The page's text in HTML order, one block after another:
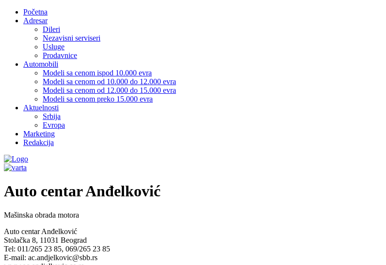
Početna
Adresar
Dileri
Nezavisni serviseri
Usluge
Prodavnice
Automobili
Modeli sa cenom ispod 10.000 evra
Modeli sa cenom od 10.000 do 12.000 evra
Modeli sa cenom od 12.000 do 15.000 evra
Modeli sa cenom preko 15.000 evra
Aktuelnosti
Srbija
Evropa
Marketing
Redakcija
Auto centar Anđelković
Mašinska obrada motora
Auto centar Anđelković
Stolačka 8, 11031 Beograd
Tel: 011/265 23 85, 069/265 23 85
E-mail: ac.andjelkovic@sbb.rs